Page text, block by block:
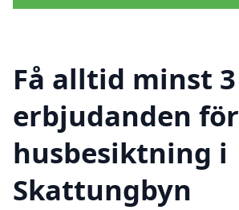
Få alltid minst 3
erbjudanden för
husbesiktning i
Skattungbyn